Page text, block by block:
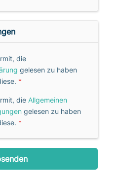
die
gelesen zu haben
*
die Allgemeinen
gelesen zu haben
*